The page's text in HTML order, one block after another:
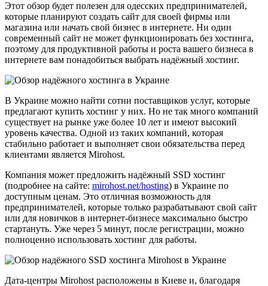
Этот обзор будет полезен для одесских предпринимателей,
которые планируют создать сайт для своей фирмы или
магазина или начать свой бизнес в интернете. Ни один
современный сайт не может функционировать без хостинга,
поэтому для продуктивной работы и роста вашего бизнеса в
интернете вам понадобиться выбрать надёжный хостинг.
В Украине можно найти сотни поставщиков услуг, которые
предлагают купить хостинг у них. Но не так много компаний
существует на рынке уже более 10 лет и имеют высокий
уровень качества. Одной из таких компаний, которая
стабильно работает и выполняет свои обязательства перед
клиентами является Mirohost.
Компания может предложить надёжный SSD хостинг
(подробнее на сайте: mirohost.net/hosting) в Украине по
доступным ценам. Это отличная возможность для
предпринимателей, которые только разрабатывают свой сайт
или для новичков в интернет-бизнесе максимально быстро
стартануть. Уже через 5 минут, после регистрации, можно
полноценно использовать хостинг для работы.
Дата-центры Mirohost расположены в Киеве и, благодаря